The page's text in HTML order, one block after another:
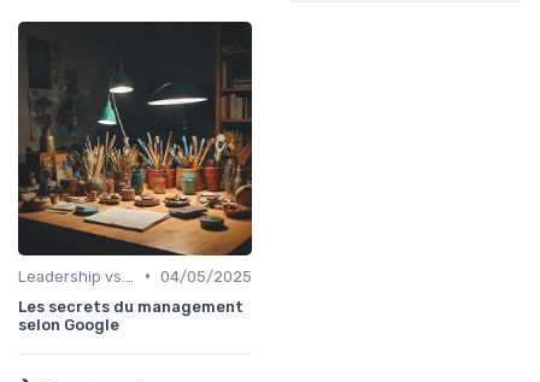
• 04/05/2025
Les secrets du management
selon Google